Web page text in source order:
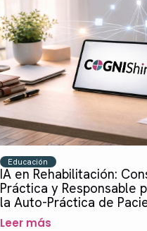
Educación
IA en Rehabilitación:
Práctica y Responsable
la Auto-Práctica de
Leer más